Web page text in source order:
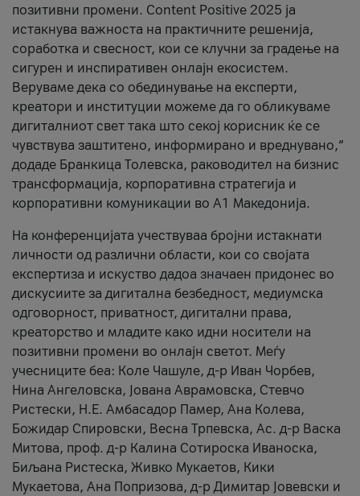
позитивни промени. Content Positive 2025 ја
истакнува важноста на практичните решенија,
соработка и свесност, кои се клучни за градење на
сигурен и инспиративен онлајн екосистем.
Веруваме дека со обединување на експерти,
креатори и институции можеме да го обликуваме
дигиталниот свет така што секој корисник ќе се
чувствува заштитено, информирано и вреднувано,“
додаде Бранкица Толевска, раководител на бизнис
трансформација, корпоративна стратегија и
корпоративни комуникации во А1 Македонија.
На конференцијата учествуваа бројни истакнати
личности од различни области, кои со својата
експертиза и искуство дадоа значаен придонес во
дискусиите за дигитална безбедност, медиумска
одговорност, приватност, дигитални права,
креаторство и младите како идни носители на
позитивни промени во онлајн светот. Меѓу
учесниците беа: Коле Чашуле, д-р Иван Чорбев,
Нина Ангеловска, Јована Аврамовска, Стевчо
Ристески, Н.Е. Амбасадор Памер, Ана Колева,
Божидар Спировски, Весна Трпевска, Ас. д-р Васка
Митова, проф. д-р Калина Сотироска Иваноска,
Биљана Ристеска, Живко Мукаетов, Кики
Мукаетова, Ана Попризова, д-р Димитар Јовевски и